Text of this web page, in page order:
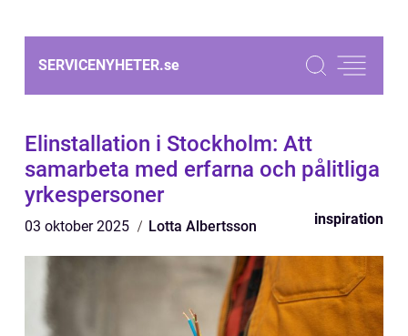
SERVICENYHETER.se
Elinstallation i Stockholm: Att
samarbeta med erfarna och pålitliga
yrkespersoner
03 oktober 2025 Lotta Albertsson inspiration